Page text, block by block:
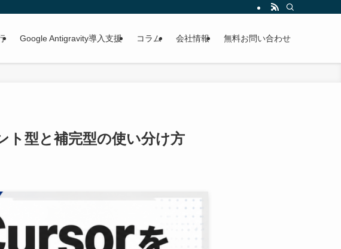
Google Antigravity導入支援 コラム 会社情報 無料お問い合わせ
型と補完型の使い分け方